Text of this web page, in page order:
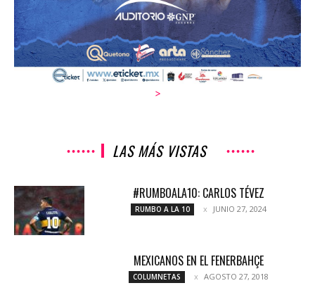
>
LAS MÁS VISTAS
#RUMBOALA10: CARLOS TÉVEZ
RUMBO A LA 10 JUNIO 27, 2024
MEXICANOS EN EL FENERBAHÇE
COLUMNETAS AGOSTO 27, 2018